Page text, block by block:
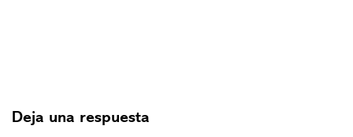
Deja una respuesta